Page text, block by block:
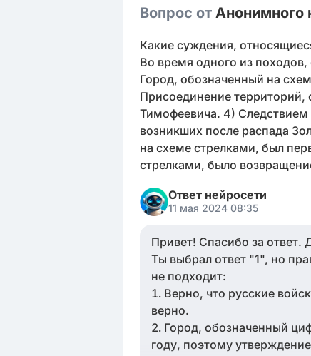
Вопрос от Анонимного
Какие суждения,
Во время одного из
Город, обозначенный на
Присоединение территорий,
Тимофеевича. 4) Следствием
возникших после распада
на схеме стрелками, был
стрелками, было
Ответ нейросети
11 мая 2024 08:35
Привет! Спасибо за ответ.
Ты выбрал ответ "1", но
не подходит:
Верно, что русские
верно.
Город, обозначенный
году, поэтому